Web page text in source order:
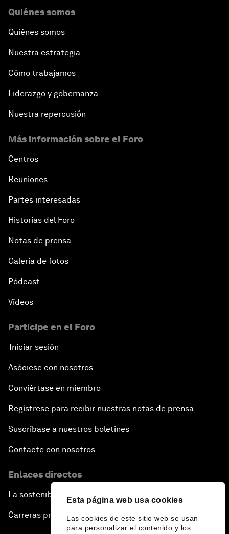
Esta página web usa cookies
Las cookies de este sitio web se usan
para personalizar el contenido y los
Quiénes somos
Quiénes somos
Nuestra estrategia
Cómo trabajamos
Liderazgo y gobernanza
Nuestra repercusión
Más información sobre el Foro
Centros
Reuniones
Partes interesadas
Historias del Foro
Notas de prensa
Galería de fotos
Pódcast
Vídeos
Participe en el Foro
Iniciar sesión
Asóciese con nosotros
Conviértase en miembro
Regístrese para recibir nuestras notas de prensa
Suscríbase a nuestros boletines
Contacte con nosotros
Enlaces directos
La sostenibilidad en el Foro
Carreras profesionales